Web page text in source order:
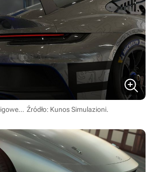
Źródło: Kunos Simulazioni.